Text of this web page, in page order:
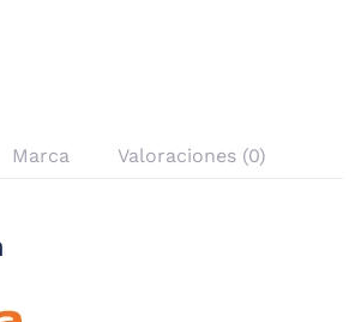
Marca Valoraciones (0)